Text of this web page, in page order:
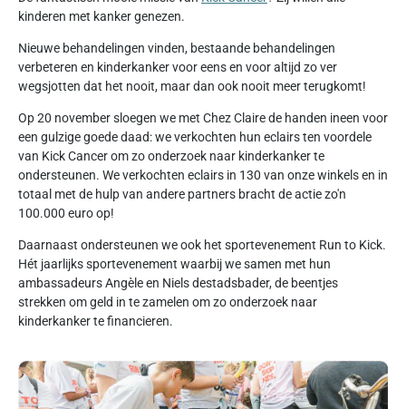
kinderen met kanker genezen.
Nieuwe behandelingen vinden, bestaande behandelingen
verbeteren en kinderkanker voor eens en voor altijd zo ver
wegsjotten dat het nooit, maar dan ook nooit meer terugkomt!
Op 20 november sloegen we met Chez Claire de handen ineen voor
een gulzige goede daad: we verkochten hun eclairs ten voordele
van Kick Cancer om zo onderzoek naar kinderkanker te
ondersteunen. We verkochten eclairs in 130 van onze winkels en in
totaal met de hulp van andere partners bracht de actie zo'n
100.000 euro op!
Daarnaast ondersteunen we ook het sportevenement Run to Kick.
Hét jaarlijks sportevenement waarbij we samen met hun
ambassadeurs Angèle en Niels destadsbader, de beentjes
strekken om geld in te zamelen om zo onderzoek naar
kinderkanker te financieren.